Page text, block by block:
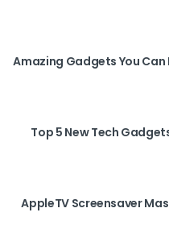
Top 5 New Tech
AppleTV Screensaver